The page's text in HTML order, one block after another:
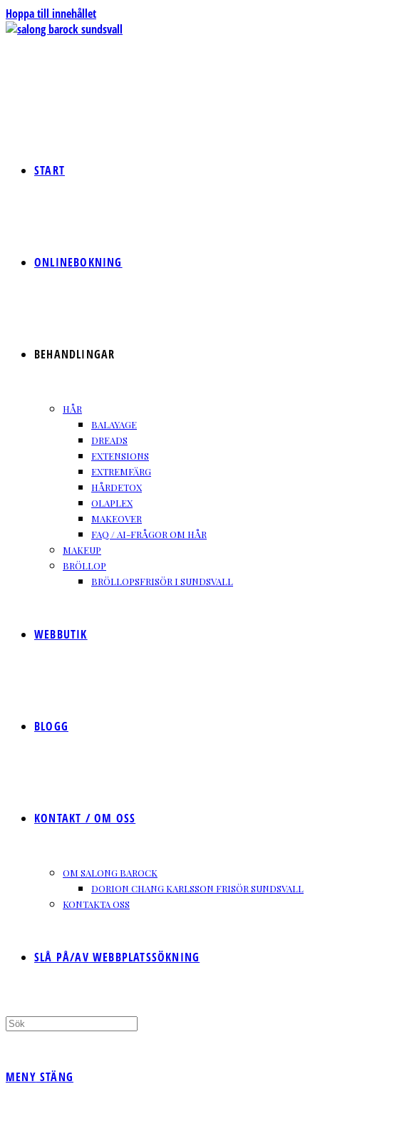
Hoppa till innehållet
START
ONLINEBOKNING
BEHANDLINGAR
HÅR
BALAYAGE
DREADS
EXTENSIONS
EXTREMFÄRG
HÅRDETOX
OLAPLEX
MAKEOVER
FAQ / AI-FRÅGOR OM HÅR
MAKEUP
BRÖLLOP
BRÖLLOPSFRISÖR I SUNDSVALL
WEBBUTIK
BLOGG
KONTAKT / OM OSS
OM SALONG BAROCK
DORION CHANG KARLSSON FRISÖR SUNDSVALL
KONTAKTA OSS
SLÅ PÅ/AV WEBBPLATSSÖKNING
MENY STÄNG